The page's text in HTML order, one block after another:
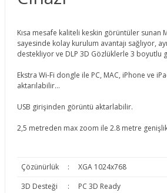
Kısa mesafe kaliteli keskin görüntüler sunan
sayesinde kolay kurulum avantajı sağlıyor,
destekliyor ve DLP 3D Gözlüklerle 3 boyutlu
Ekstra Wi-Fi dongle ile PC, MAC, iPhone ve
aktarılabilir...
USB girişinden görüntü aktarlabilir.
2,5 metreden max zoom ile 2.8 metre
Çözünürlük :
XGA 1024x768
3D Desteği
:
PC 3D Ready